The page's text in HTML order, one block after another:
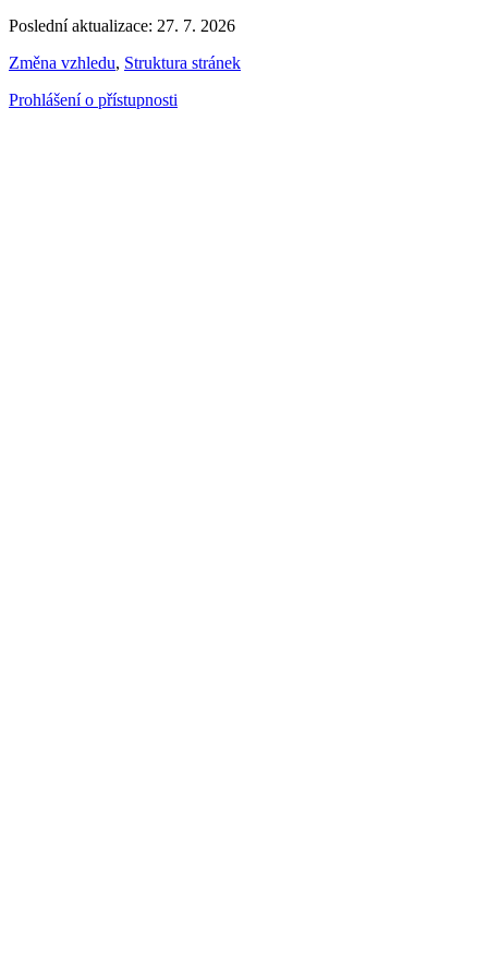
Poslední aktualizace: 27. 7. 2026
Změna vzhledu, Struktura stránek
Prohlášení o přístupnosti